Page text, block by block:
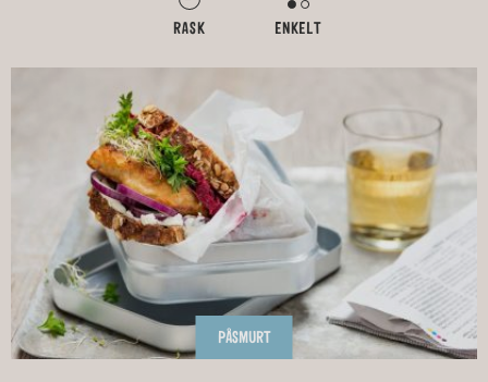
RASK ENKELT
PÅSMURT